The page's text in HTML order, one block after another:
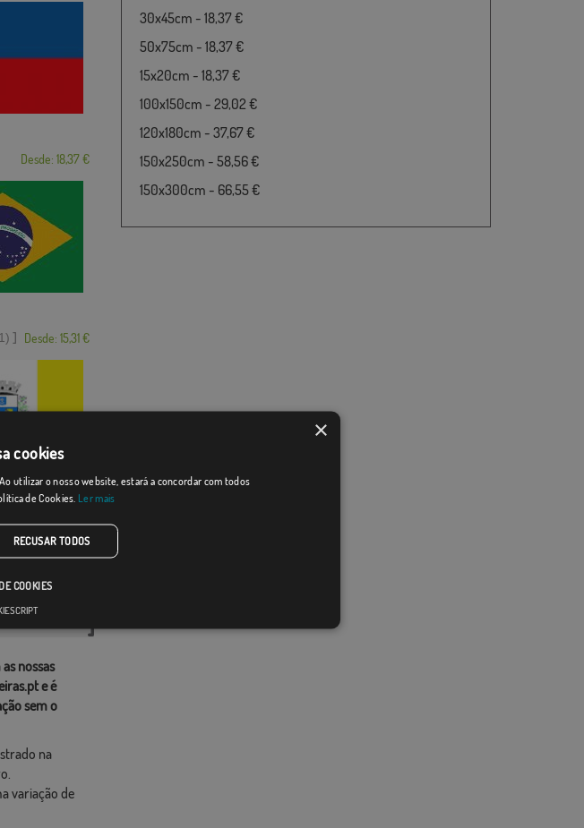
Desde: 18,37 €
] Desde: 15,31 €
nossas
e é
sem o
na
variação de
30x45cm - 18,37 €
50x75cm - 18,37 €
15x20cm - 18,37 €
100x150cm - 29,02 €
120x180cm - 37,67 €
150x250cm - 58,56 €
150x300cm - 66,55 €
×
cookies
utilizar o nosso website, estará a concordar com todos
de Cookies. Ler mais
RECUSAR TODOS
COOKIES